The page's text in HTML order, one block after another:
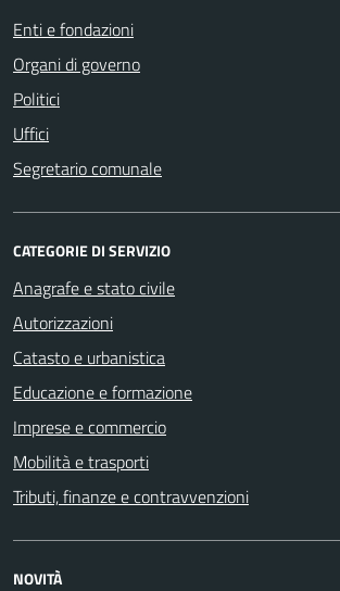
Enti e fondazioni
Organi di governo
Politici
Uffici
Segretario comunale
CATEGORIE DI SERVIZIO
Anagrafe e stato civile
Autorizzazioni
Catasto e urbanistica
Educazione e formazione
Imprese e commercio
Mobilità e trasporti
Tributi, finanze e contravvenzioni
NOVITÀ